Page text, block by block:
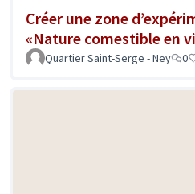
Créer une zone
«Nature comestible en
Quartier Saint-Serge - Ney 0